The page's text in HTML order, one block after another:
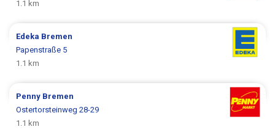
1.1 km
Edeka Bremen
Papenstraße 5
1.1 km
Penny Bremen
Ostertorsteinweg 28-29
1.1 km